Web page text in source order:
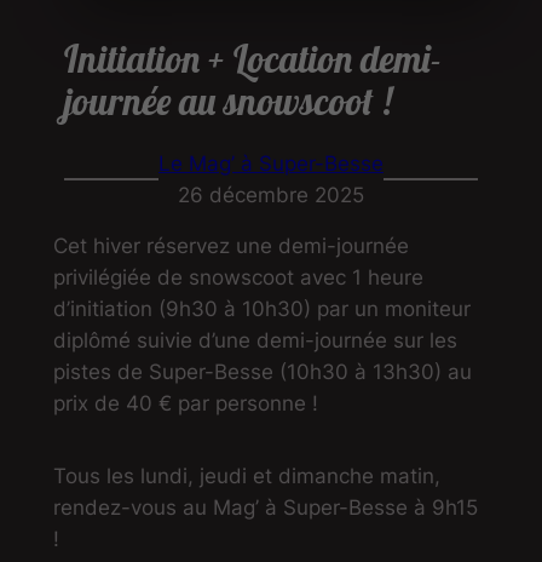
Initiation + Location demi-
journée au snowscoot !
Le Mag’ à Super-Besse
26 décembre 2025
Cet hiver réservez une demi-journée
privilégiée de snowscoot avec 1 heure
d’initiation (9h30 à 10h30) par un moniteur
diplômé suivie d’une demi-journée sur les
pistes de Super-Besse (10h30 à 13h30) au
prix de 40 € par personne !
Tous les lundi, jeudi et dimanche matin,
rendez-vous au Mag’ à Super-Besse à 9h15
!